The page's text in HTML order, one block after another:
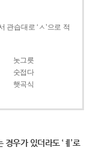
관습대로 ‘ㅅ’으로 적
놋그릇
숫접다
햇곡식
경우가 있더라도 ‘ㅖ’로